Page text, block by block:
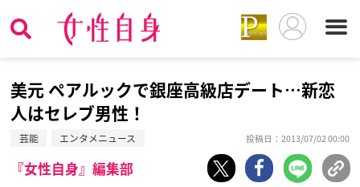
美元 ペアルックで銀座高級店デート…新恋
人はセレブ男性！
芸能 エンタメニュース 投稿日：2013/07/02 00:00
『女性自身』編集部